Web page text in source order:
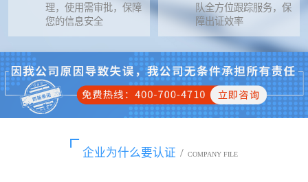
理，使用需审批，保障
您的信息安全
队全方位跟踪服务，保
障出证效率
企业为什么要认证 / COMPANY FILE